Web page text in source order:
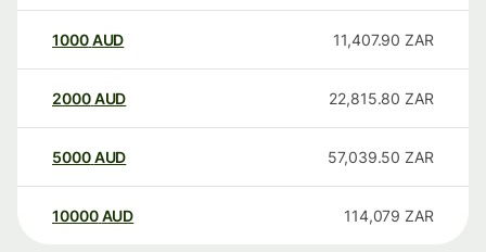
1000AUD 11,407.90 ZAR
2000AUD 22,815.80 ZAR
5000AUD 57,039.50 ZAR
10000 AUD 114,079 ZAR